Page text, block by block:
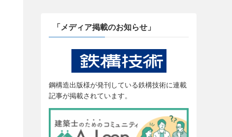
「メディア掲載のお知らせ」
鋼構造出版様が発刊している鉄構技術に連載
記事が掲載されています。